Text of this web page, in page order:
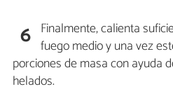
6 Finalmente, calienta
fuego medio y una vez
porciones de masa con ayuda
helados.